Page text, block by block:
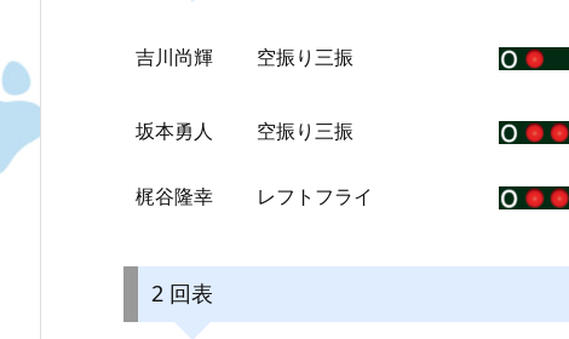
吉川尚輝 空振り三振
坂本勇人 空振り三振
梶谷隆幸 レフトフライ
2 回表